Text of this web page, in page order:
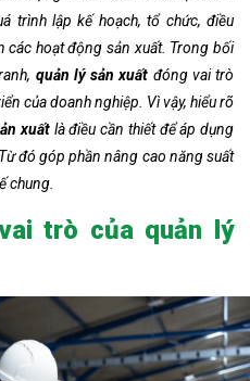
trình lập kế hoạch, tổ chức, điều
các hoạt động sản xuất. Trong bối
quản lý sản xuất đóng vai trò
của doanh nghiệp. Vì vậy, hiểu rõ
xuấtlà điều cần thiết để áp dụng
đó góp phần nâng cao năng suất
chung.
trò của quản lý